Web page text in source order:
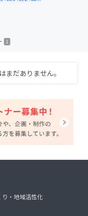
1
まだありません。
り・地域活性化